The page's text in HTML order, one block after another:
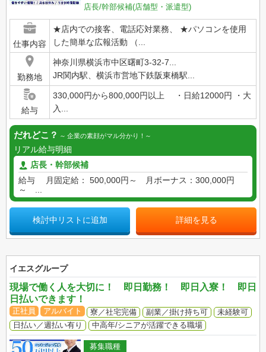
店長/幹部候補(店舗型・派遣型)
仕事内容
★店内での接客、電話応対業務、 ★パソコンを使用
した簡単な広報活動 （...
勤務地
神奈川県横浜市中区曙町3-32-7...
JR関内駅、横浜市営地下鉄阪東橋駅...
給与
330,000円から800,000円以上 ・日給12000円 ・大
入...
だれどこ？ 企業の素顔がマル分かり！
リアル給与明細
店長・幹部候補
給与 月固定給： 500,000円～ 月ボーナス：300,000円
～ ...
検討中リストに追加 詳細を見る
イエスグループ
現場で働く人を大切に！ 即日勤務！ 即日入寮！ 即日
日払いできます！
正社員 アルバイト 寮／社宅完備 副業／掛け持ち可
未経験可
日払い／週払い有り
中高年/シニアが活躍できる職場
募集職種